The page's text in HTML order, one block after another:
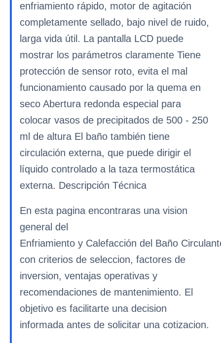
enfriamiento rápido, motor de agitación
completamente sellado, bajo nivel de ruido,
larga vida útil. La pantalla LCD puede
mostrar los parámetros claramente Tiene
protección de sensor roto, evita el mal
funcionamiento causado por la quema en
seco Abertura redonda especial para
colocar vasos de precipitados de 500 - 250
ml de altura El baño también tiene
circulación externa, que puede dirigir el
líquido controlado a la taza termostática
externa. Descripción Técnica
En esta pagina encontraras una vision
general del
Enfriamiento y Calefacción del Baño
con criterios de seleccion, factores de
inversion, ventajas operativas y
recomendaciones de mantenimiento. El
objetivo es facilitarte una decision
informada antes de solicitar una cotizacion.